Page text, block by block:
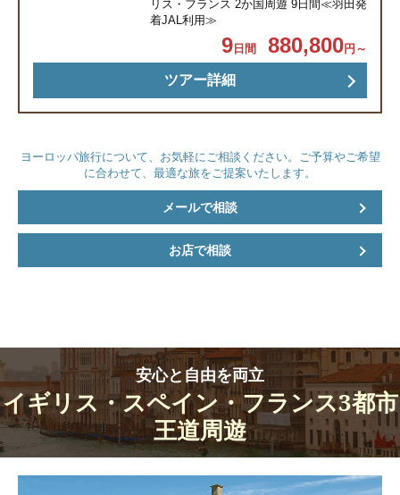
午前 自由行動（モン・サン・ミシェル観光）
★修道院のチケットをお渡し
12：30 送迎車でサンマロへ。ブルターニュ名物ガ
ルティエの銅像、サン・ヴァンサン大聖堂、ボル
ディエ本店、サンマロお土産物屋さんのショッピ
ングなど）
食事条件：朝○ 昼〇 夜× サンマロ泊
6日目
自由行動（サンマロ観光）
14：30 パリ・モンパルナス駅着現地日本語添乗員
がホテルへご案内 チェックイン後自由行動
食事条件：朝○ 昼× 夜〇 パリ泊
7日目
09：00 日本語公認ガイドと合流、ルーブル美術館
見学
11：30 地下鉄＋電車でヴェルサイユ宮殿へ。各自
ランチ
17：00 パリ着、パリっ子おすすめレストランへご
リス・フランス 2か国周遊 9日間≪羽田発
着JAL利用≫
9 日間 880,800円～
ツアー詳細
ヨーロッパ旅行について、お気軽にご相談ください。ご予算やご希望
に合わせて、最適な旅をご提案いたします。
メールで相談
お店で相談
安心と自由を両立
イギリス・スペイン・フランス3都市
王道周遊